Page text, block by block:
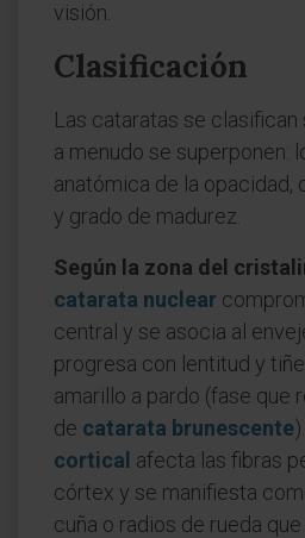
visión.
Clasificación
Las cataratas se
a menudo se superponen:
anatómica de la opacidad,
y grado de madurez.
Según la zona del
catarata nuclear
central y se asocia al
progresa con lentitud y
amarillo a pardo (fase que
de catarata brunescente
cortical afecta las fibras
córtex y se manifiesta
cuña o radios de rueda que